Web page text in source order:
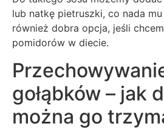
lub natkę pietruszki, co nada
również dobra opcja, jeśli
pomidorów w diecie.
gołąbków – jak
można go